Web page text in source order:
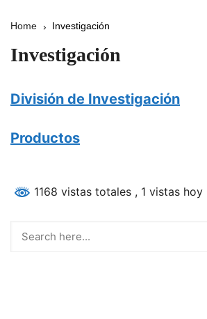
Home Investigación
Investigación
División de Investigación
Productos
1168 vistas totales , 1 vistas hoy